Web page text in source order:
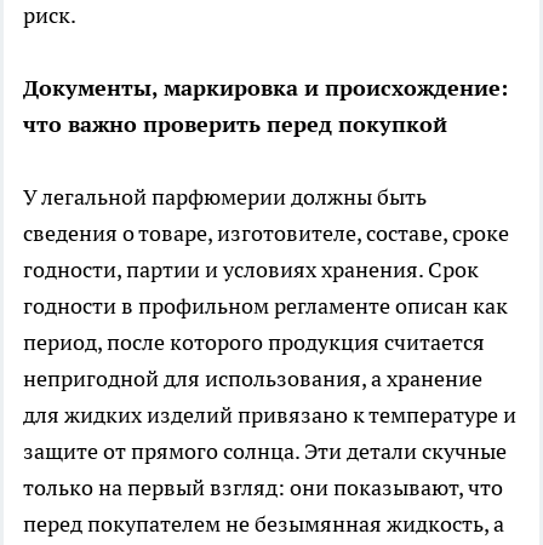
риск.
Документы, маркировка и происхождение:
что важно проверить перед покупкой
У легальной парфюмерии должны быть
сведения о товаре, изготовителе, составе, сроке
годности, партии и условиях хранения. Срок
годности в профильном регламенте описан как
период, после которого продукция считается
непригодной для использования, а хранение
для жидких изделий привязано к температуре и
защите от прямого солнца. Эти детали скучные
только на первый взгляд: они показывают, что
перед покупателем не безымянная жидкость, а